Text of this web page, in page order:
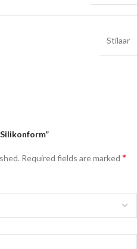
Stilaar
Required fields are marked *